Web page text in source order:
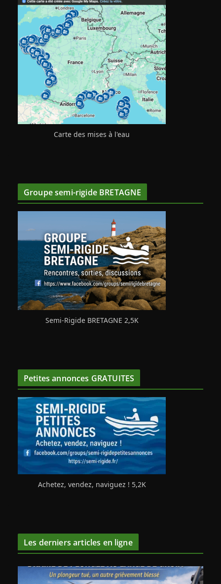
Carte des mises à l'eau
Groupe semi-rigide BRETAGNE
Semi-Rigide BRETAGNE 2,5K
Petites annonces GRATUITES
Achetez, vendez, naviguez ! 5,2K
Les derniers articles en ligne